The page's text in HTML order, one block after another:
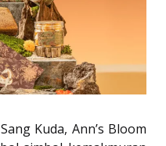
Kuda, Ann’s Bloom